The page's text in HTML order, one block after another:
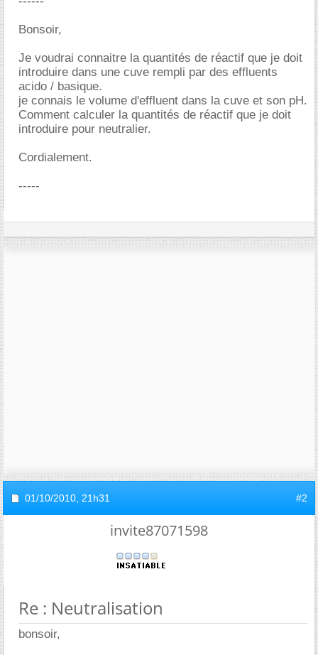
Bonsoir,
Je voudrai connaitre la quantités de réactif que je doit
introduire dans une cuve rempli par des effluents
acido / basique.
je connais le volume d'effluent dans la cuve et son pH.
Comment calculer la quantités de réactif que je doit
introduire pour neutralier.
Cordialement.
-----
01/10/2010, 21h31 #2
invite87071598
Re : Neutralisation
bonsoir,